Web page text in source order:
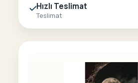
Hızlı Teslimat
Teslimat